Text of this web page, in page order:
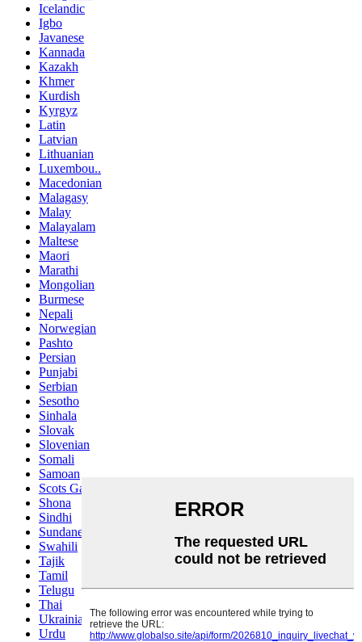
Icelandic
Igbo
Javanese
Kannada
Kazakh
Khmer
Kurdish
Kyrgyz
Latin
Latvian
Lithuanian
Luxembou..
Macedonian
Malagasy
Malay
Malayalam
Maltese
Maori
Marathi
Mongolian
Burmese
Nepali
Norwegian
Pashto
Persian
Punjabi
Serbian
Sesotho
Sinhala
Slovak
Slovenian
Somali
Samoan
Scots Gaelic
Shona
Sindhi
Sundanese
Swahili
Tajik
Tamil
Telugu
Thai
Ukrainian
Urdu